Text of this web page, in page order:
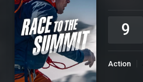
9
Action